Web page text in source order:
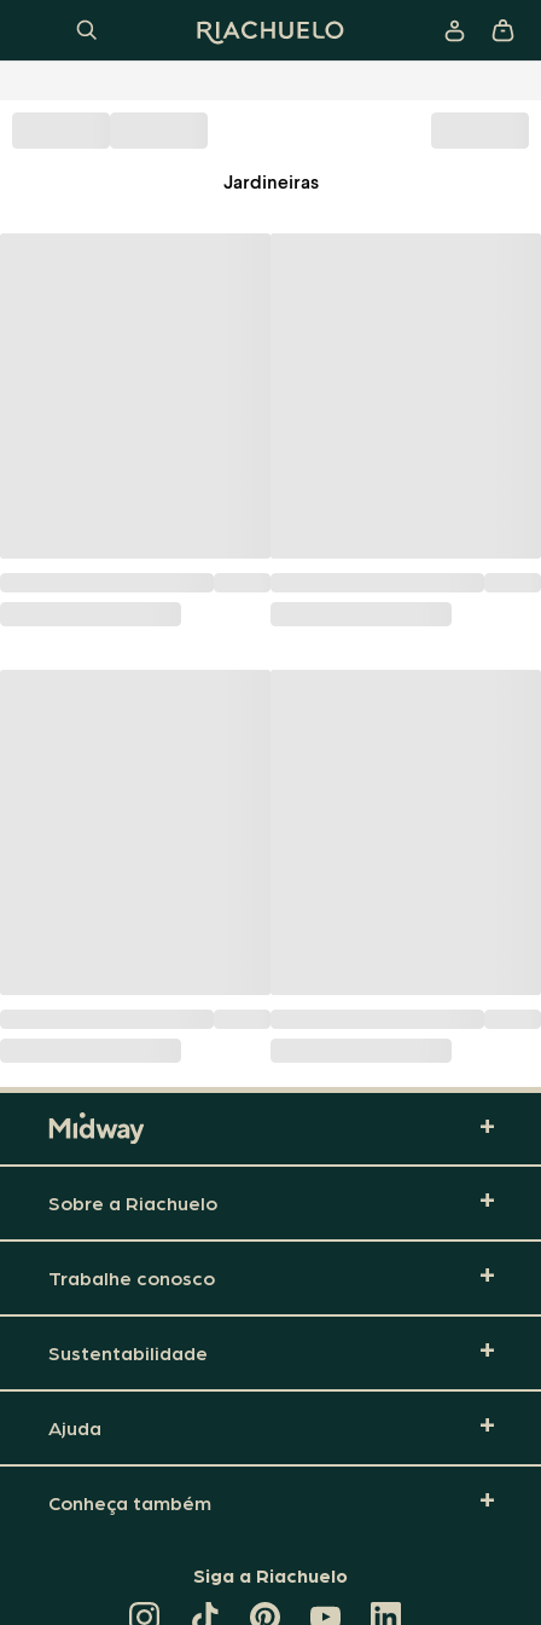
Jardineiras
Sobre a Riachuelo
Trabalhe conosco
Sustentabilidade
Ajuda
Conheça também
Siga a Riachuelo
CANAL